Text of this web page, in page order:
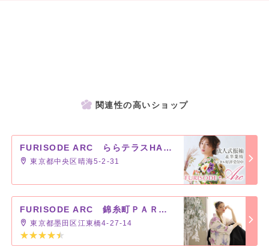
関連性の高いショップ
FURISODE ARC ららテラスHARUMI FLAG店
東京都中央区晴海5-2-31
FURISODE ARC 錦糸町ＰＡＲＣＯ店
東京都墨田区江東橋4-27-14